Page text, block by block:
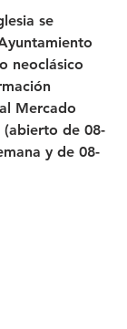
se
neoclásico
Mercado
de 08-
y de 08-